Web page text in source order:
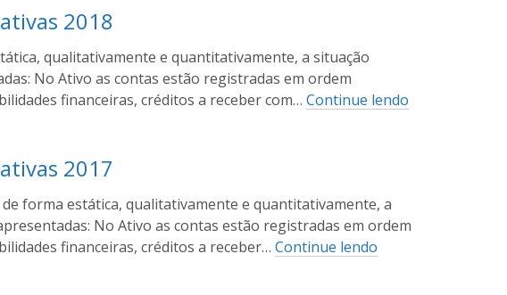
2018
qualitativamente e quantitativamente, a situação
No Ativo as contas estão registradas em ordem
financeiras, créditos a receber com… Continue lendo
2017
forma estática, qualitativamente e quantitativamente, a
No Ativo as contas estão registradas em ordem
financeiras, créditos a receber… Continue lendo